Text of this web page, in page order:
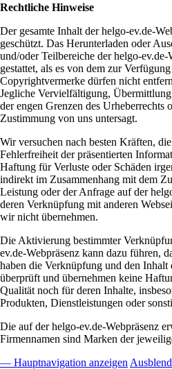
Rechtliche Hinweise
Der gesamte Inhalt der helgo-ev.de-
geschützt. Das Herunterladen oder
und/oder Teilbereiche der helgo-
gestattet, als es von dem zur
Copyrightvermerke dürfen nicht
Jegliche Vervielfältigung,
der engen Grenzen des Urheberrechts
Zustimmung von uns untersagt.
Wir versuchen nach besten Kräften,
Fehlerfreiheit der präsentierten
Haftung für Verluste oder Schäden
indirekt im Zusammenhang mit dem
Leistung oder der Anfrage auf der
deren Verknüpfung mit anderen
wir nicht übernehmen.
Die Aktivierung bestimmter
ev.de-Webpräsenz kann dazu führen,
haben die Verknüpfung und den
überprüft und übernehmen keine
Qualität noch für deren Inhalte,
Produkten, Dienstleistungen oder
Die auf der helgo-ev.de-Webpräsenz
Firmennamen sind Marken der
— Hauptnavigation anzeigen